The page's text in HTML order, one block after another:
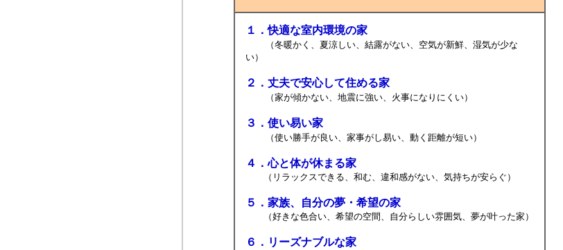
１．快適な室内環境の家
（冬暖かく、夏涼しい、結露がない、空気が新鮮、湿気が少な
い）
２．丈夫で安心して住める家
（家が傾かない、地震に強い、火事になりにくい）
３．使い易い家
（使い勝手が良い、家事がし易い、動く距離が短い）
４．心と体が休まる家
（リラックスできる、和む、違和感がない、気持ちが安らぐ）
５．家族、自分の夢・希望の家
（好きな色合い、希望の空間、自分らしい雰囲気、夢が叶った家）
６．リーズナブルな家